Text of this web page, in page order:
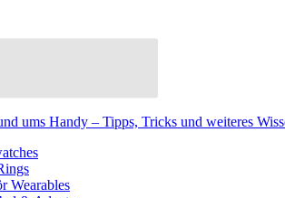
ums Handy – Tipps, Tricks und weiteres
Wearables